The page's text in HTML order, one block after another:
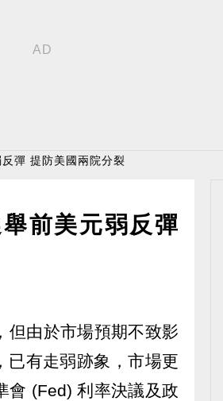
彈 提防美國兩院分裂
前美元弱反彈
但由於市場預期不致影
已有走弱跡象，市場更
會 (Fed) 利率決議及政